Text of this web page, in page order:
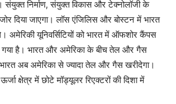
संयुक्त निर्माण, संयुक्त विकास और टेक्नोलॉजी के
दिया जाएगा। लॉस एंजिलिस और बोस्टन में भारत
अमेरिकी यूनिवर्सिटियों को भारत में ऑफशोर कैंपस
गया है। भारत और अमेरिका के बीच तेल और गैस
भारत अब अमेरिका से ज्यादा तेल और गैस खरीदेगा।
क्षेत्र में छोटे मॉड्यूलर रिएक्टरों की दिशा में